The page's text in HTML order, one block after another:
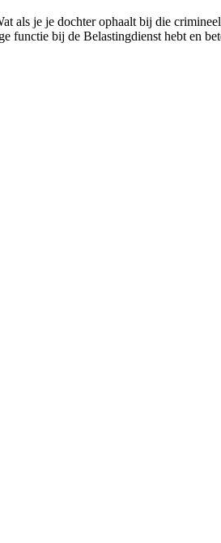
als je je dochter ophaalt bij die
bij de Belastingdienst hebt en